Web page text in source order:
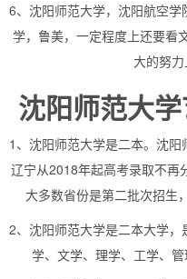
6、沈阳师范大学，沈阳航空
学，鲁美，一定程度上还要看
大的努力
沈阳师范大
1、沈阳师范大学是二本。沈
辽宁从2018年起高考录取不再
大多数省份是第二批次招生
2、沈阳师范大学是二本大学
学、文学、理学、工学、